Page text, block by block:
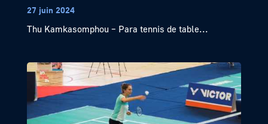
27 juin 2024
Thu Kamkasomphou – Para tennis de table...